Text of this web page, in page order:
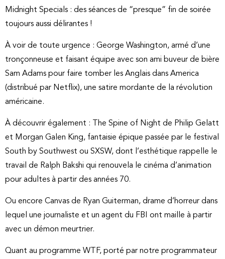
Midnight Specials : des séances de “presque” fin de soirée
toujours aussi délirantes !
À voir de toute urgence : George Washington, armé d’une
tronçonneuse et faisant équipe avec son ami buveur de bière
Sam Adams pour faire tomber les Anglais dans America
(distribué par Netflix), une satire mordante de la révolution
américaine.
À découvrir également : The Spine of Night de Philip Gelatt
et Morgan Galen King, fantaisie épique passée par le festival
South by Southwest ou SXSW, dont l’esthétique rappelle le
travail de Ralph Bakshi qui renouvela le cinéma d’animation
pour adultes à partir des années 70.
Ou encore Canvas de Ryan Guiterman, drame d’horreur dans
lequel une journaliste et un agent du FBI ont maille à partir
avec un démon meurtrier.
Quant au programme WTF, porté par notre programmateur